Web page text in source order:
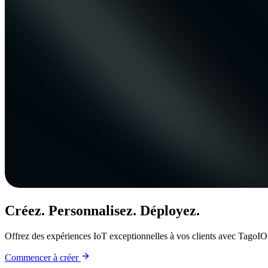
Créez. Personnalisez. Déployez.
Offrez des expériences IoT exceptionnelles à vos clients avec
Commencer à créer